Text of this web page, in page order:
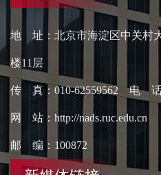
地 址：北京市海淀区中关村
楼11层
传 真：010-62559562 电 话
网 站：http://nads.ruc.edu.cn
邮 编：100872